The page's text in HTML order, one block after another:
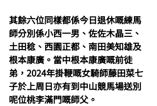
其餘六位同樣都係今日退休嘅練馬
師分別係小西一男、佐佐木晶三、
土田稔、西園正都、南田美知雄及
根本康廣。當中根本康廣嘅前徒
弟，2024年掛鞭嘅女騎師藤田菜七
子於上周日亦有到中山競馬場送別
呢位桃李滿門嘅師父。